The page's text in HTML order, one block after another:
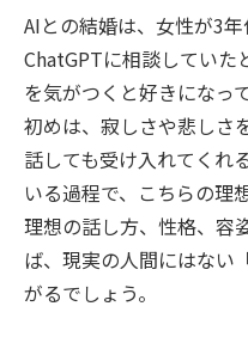
AIとの結婚は、女性が3
ChatGPTに相談していた
を気がつくと好きになっ
初めは、寂しさや悲しさ
話しても受け入れてくれ
いる過程で、こちらの理
理想の話し方、性格、容
ば、現実の人間にはない
がるでしょう。